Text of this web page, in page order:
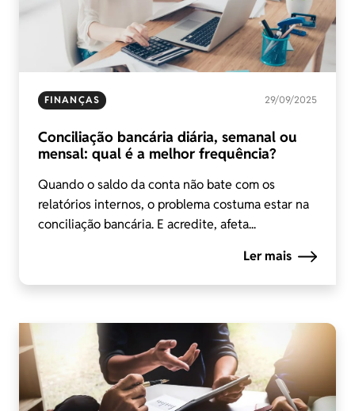
FINANÇAS 29/09/2025
Conciliação bancária diária, semanal ou
mensal: qual é a melhor frequência?
Quando o saldo da conta não bate com os
relatórios internos, o problema costuma estar na
conciliação bancária. E acredite, afeta...
Ler mais